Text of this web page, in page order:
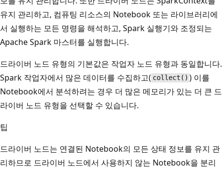
유지 관리하고, 컴퓨팅 리소스의 Notebook 또는 라이브러리에
서 실행하는 모든 명령을 해석하고, Spark 실행기와 조정되는
Apache Spark 마스터를 실행합니다.
드라이버 노드 유형의 기본값은 작업자 노드 유형과 동일합니다.
Spark 작업자에서 많은 데이터를 수집하고( collect() ) 이를
Notebook에서 분석하려는 경우 더 많은 메모리가 있는 더 큰 드
라이버 노드 유형을 선택할 수 있습니다.
팁
드라이버 노드는 연결된 Notebook의 모든 상태 정보를 유지 관
리하므로 드라이버 노드에서 사용하지 않는 Notebook을 분리